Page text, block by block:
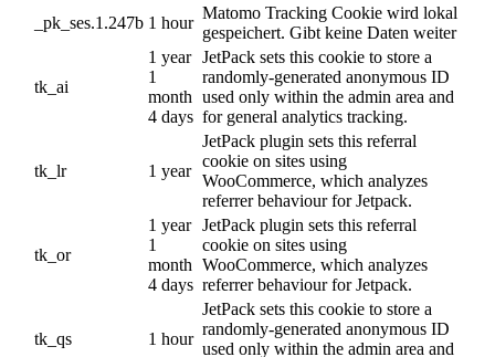
_pk_ses.1.247b 1 hour
Matomo Tracking Cookie wird lokal
gespeichert. Gibt keine Daten weiter
tk_ai
1 year
1
month
4 days
JetPack sets this cookie to store a
randomly-generated anonymous ID
used only within the admin area and
for general analytics tracking.
tk_lr 1 year
JetPack plugin sets this referral
cookie on sites using
WooCommerce, which analyzes
referrer behaviour for Jetpack.
tk_or
1 year
1
month
4 days
JetPack plugin sets this referral
cookie on sites using
WooCommerce, which analyzes
referrer behaviour for Jetpack.
tk_qs 1 hour
JetPack sets this cookie to store a
randomly-generated anonymous ID
used only within the admin area and